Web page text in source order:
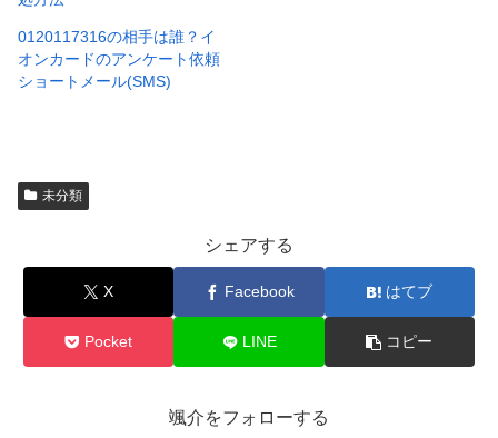
0120117316の相手は誰？イ
オンカードのアンケート依頼
ショートメール(SMS)
未分類
シェアする
X Facebook はてブ
Pocket LINE コピー
颯介をフォローする